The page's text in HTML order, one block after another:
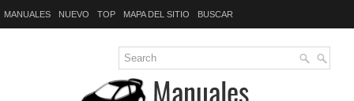
MANUALES NUEVO TOP MAPA DEL SITIO BUSCAR